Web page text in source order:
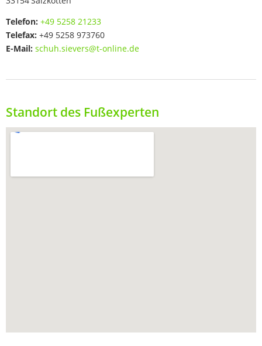
Telefon: +49 5258 21233
Telefax: +49 5258 973760
E-Mail: schuh.sievers@t-online.de
Standort des Fußexperten